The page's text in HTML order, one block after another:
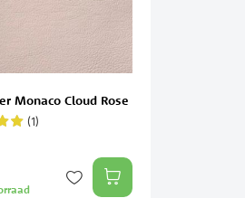
Monaco Cloud Rose
(1)